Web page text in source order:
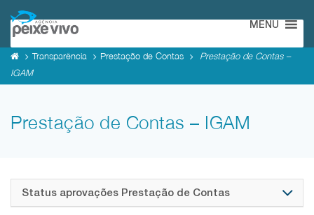
MENU
Transparência Prestação de Contas
Prestação de Contas –
IGAM
Prestação de Contas – IGAM
Status aprovações Prestação de Contas